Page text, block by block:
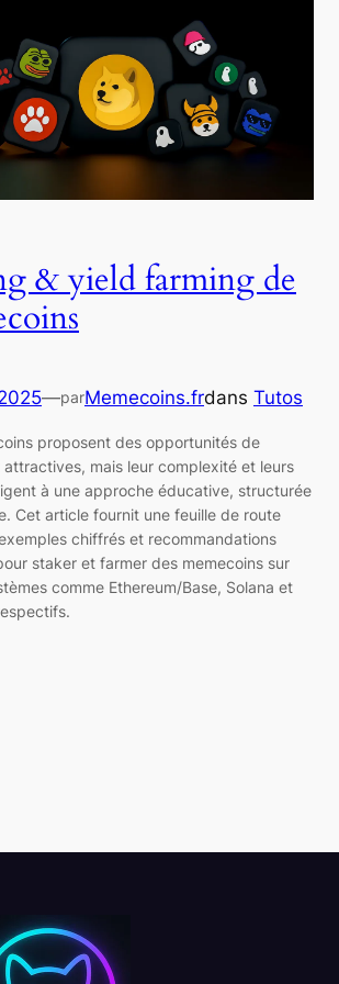
& yield farming de
—parMemecoins.frdans Tutos
proposent des opportunités de
attractives, mais leur complexité et leurs
à une approche éducative, structurée
Cet article fournit une feuille de route
chiffrés et recommandations
staker et farmer des memecoins sur
comme Ethereum/Base, Solana et